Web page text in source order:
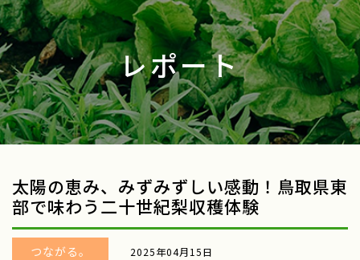
レポート
太陽の恵み、みずみずしい感動！鳥取県東
部で味わう二十世紀梨収穫体験
つながる。 2025年04月15日